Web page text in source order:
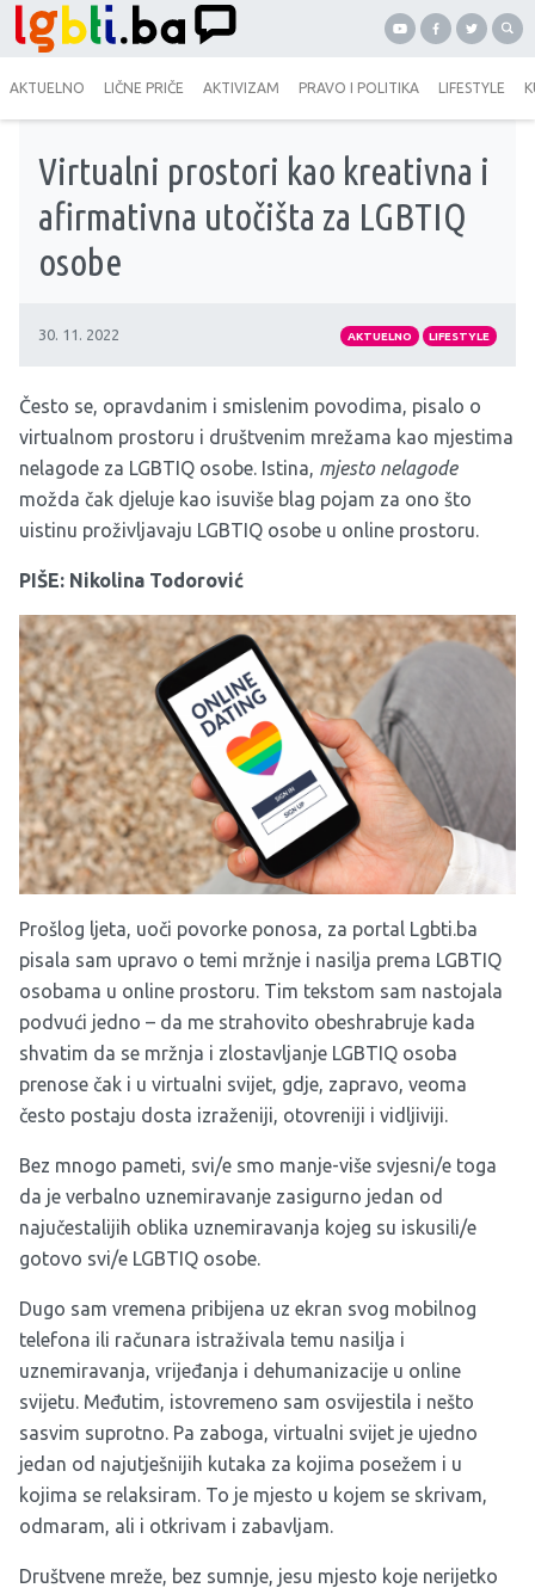
AKTUELNO LIČNE PRIČE AKTIVIZAM PRAVO I POLITIKA LIFESTYLE
Virtualni prostori kao kreativna i
afirmativna utočišta za LGBTIQ
osobe
30. 11. 2022 AKTUELNO LIFESTYLE
Često se, opravdanim i smislenim povodima, pisalo o
virtualnom prostoru i društvenim mrežama kao mjestima
nelagode za LGBTIQ osobe. Istina, mjesto nelagode
možda čak djeluje kao isuviše blag pojam za ono što
uistinu proživljavaju LGBTIQ osobe u online prostoru.
PIŠE: Nikolina Todorović
Prošlog ljeta, uoči povorke ponosa, za portal Lgbti.ba
pisala sam upravo o temi mržnje i nasilja prema LGBTIQ
osobama u online prostoru. Tim tekstom sam nastojala
podvući jedno – da me strahovito obeshrabruje kada
shvatim da se mržnja i zlostavljanje LGBTIQ osoba
prenose čak i u virtualni svijet, gdje, zapravo, veoma
često postaju dosta izraženiji, otovreniji i vidljiviji.
Bez mnogo pameti, svi/e smo manje-više svjesni/e toga
da je verbalno uznemiravanje zasigurno jedan od
najučestalijih oblika uznemiravanja kojeg su iskusili/e
gotovo svi/e LGBTIQ osobe.
Dugo sam vremena pribijena uz ekran svog mobilnog
telefona ili računara istraživala temu nasilja i
uznemiravanja, vrijeđanja i dehumanizacije u online
svijetu. Međutim, istovremeno sam osvijestila i nešto
sasvim suprotno. Pa zaboga, virtualni svijet je ujedno
jedan od najutješnijih kutaka za kojima posežem i u
kojima se relaksiram. To je mjesto u kojem se skrivam,
odmaram, ali i otkrivam i zabavljam.
Društvene mreže, bez sumnje, jesu mjesto koje nerijetko